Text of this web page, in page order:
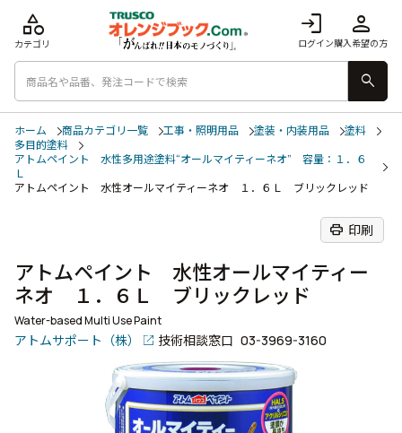
login
ログイン
person
購入希望の方
category
カテゴリ
search
ホーム 商品カテゴリ一覧 工事・照明用品 塗装・内装用品
塗料
多目的塗料
アトムペイント 水性多用途塗料“オールマイティーネオ” 容量：１．６
Ｌ
アトムペイント 水性オールマイティーネオ １．６Ｌ ブリックレッド
print 印刷
アトムペイント 水性オールマイティー
ネオ １．６Ｌ ブリックレッド
Water-based Multi Use Paint
アトムサポート（株） 技術相談窓口 03-3969-3160